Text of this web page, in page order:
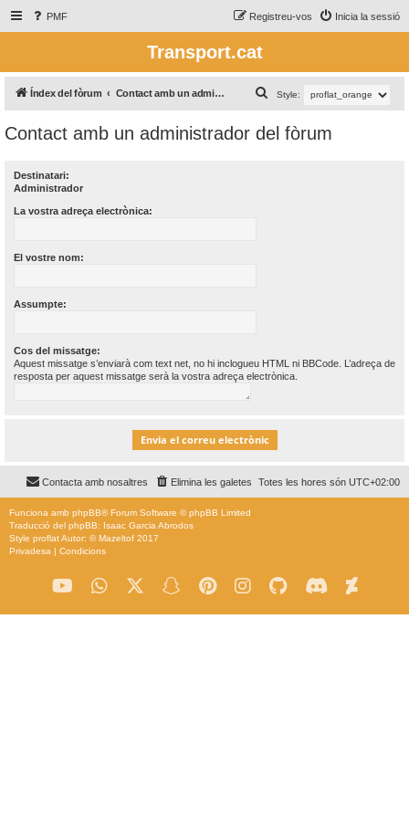
PMF Inicia la sessió
Registreu-vos
Transport.cat
Índex del fòrum Contact amb un administrador del fòrum Style:
e
r
Contact amb un administrador del fòrum
Destinatari:
Administrador
La vostra adreça electrònica:
El vostre nom:
Assumpte:
Cos del missatge:
Aquest missatge s’enviarà com text net, no hi inclogueu HTML ni BBCode. L’adreça de
resposta per aquest missatge serà la vostra adreça electrònica.
Totes les hores són UTC+02:00
Elimina les galetes
Contacta amb nosaltres
Funciona amb phpBB® Forum Software © phpBB Limited
Traducció del phpBB: Isaac Garcia Abrodos
Style proflatAutor: ©Mazeltof 2017
Privadesa | Condicions